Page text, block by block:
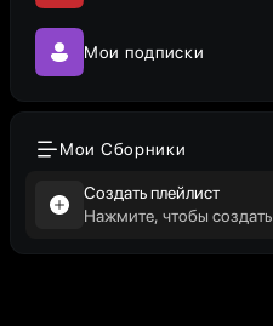
Мои подписки
Мои Сборники
Создать плейлист
Нажмите, чтобы создать